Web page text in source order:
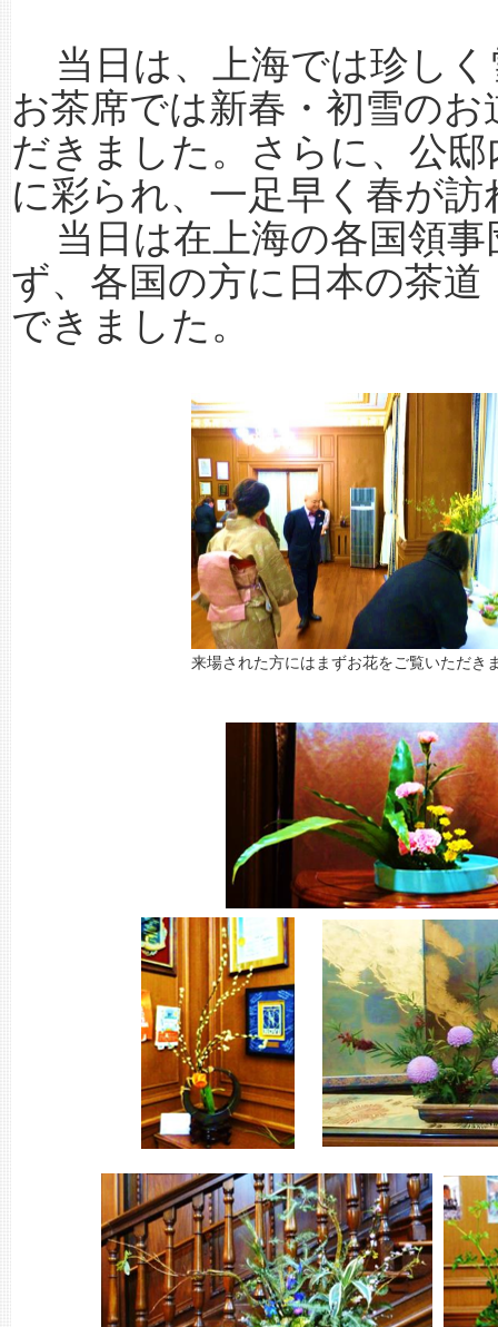
当日は、上海では珍しく
お茶席では新春・初雪の
だきました。さらに、公
に彩られ、一足早く春が
当日は在上海の各国領事
ず、各国の方に日本の茶
できました。
来場された方にはまずお花をご覧いただき